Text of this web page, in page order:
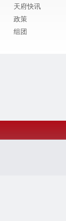
天府快讯
政策
组团